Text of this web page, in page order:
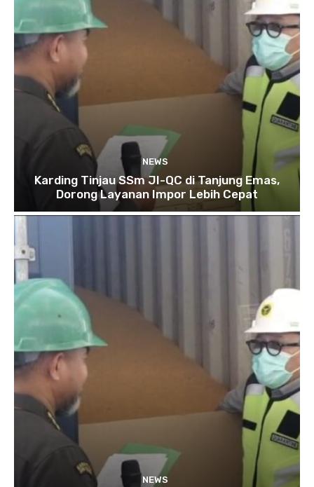
NEWS
Karding Tinjau SSm JI-QC di Tanjung Emas,
Dorong Layanan Impor Lebih Cepat
NEWS